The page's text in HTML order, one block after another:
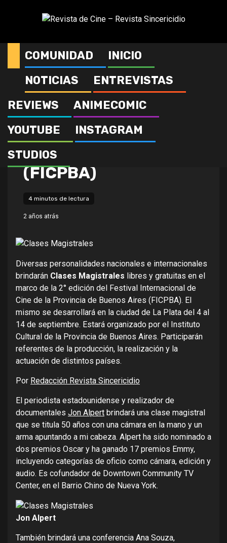
COMUNIDAD
INICIO
NOTICIAS
ENTREVISTAS
REVIEWS
ANIMECOMIC
YOUTUBE
INSTAGRAM
STUDIOS
Clases Magistrales:
Festival Internacional
de Cine de la Provincia
de Buenos Aires
(FICPBA)
4 minutos de lectura
2 años atrás
Diversas personalidades nacionales e internacionales
brindarán Clases Magistrales libres y gratuitas en el
marco de la 2° edición del Festival Internacional de
Cine de la Provincia de Buenos Aires (FICPBA). El
mismo se desarrollará en la ciudad de La Plata del 4 al
14 de septiembre. Estará organizado por el Instituto
Cultural de la Provincia de Buenos Aires. Participarán
referentes de la producción, la realización y la
actuación de distintos países.
Por Redacción Revista Sincericidio
El periodista estadounidense y realizador de
documentales Jon Alpert brindará una clase magistral
que se titula 50 años con una cámara en la mano y un
arma apuntando a mi cabeza. Alpert ha sido nominado a
dos premios Oscar y ha ganado 17 premios Emmy,
incluyendo categorías de oficio como cámara, edición y
audio. Es cofundador de Downtown Community TV
Center, en el Barrio Chino de Nueva York.
Jon Alpert
También brindará una conferencia Ana Souza,